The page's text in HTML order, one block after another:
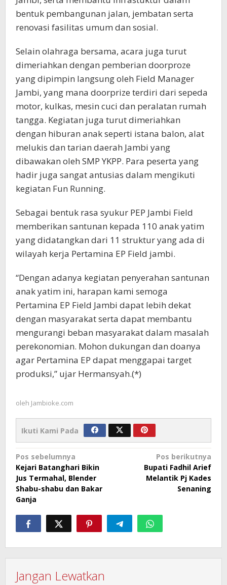
bentuk pembangunan jalan, jembatan serta
renovasi fasilitas umum dan sosial.
Selain olahraga bersama, acara juga turut
dimeriahkan dengan pemberian doorproze
yang dipimpin langsung oleh Field Manager
Jambi, yang mana doorprize terdiri dari sepeda
motor, kulkas, mesin cuci dan peralatan rumah
tangga. Kegiatan juga turut dimeriahkan
dengan hiburan anak seperti istana balon, alat
melukis dan tarian daerah Jambi yang
dibawakan oleh SMP YKPP. Para peserta yang
hadir juga sangat antusias dalam mengikuti
kegiatan Fun Running.
Sebagai bentuk rasa syukur PEP Jambi Field
memberikan santunan kepada 110 anak yatim
yang didatangkan dari 11 struktur yang ada di
wilayah kerja Pertamina EP Field jambi.
“Dengan adanya kegiatan penyerahan santunan
anak yatim ini, harapan kami semoga
Pertamina EP Field Jambi dapat lebih dekat
dengan masyarakat serta dapat membantu
mengurangi beban masyarakat dalam masalah
perekonomian. Mohon dukungan dan doanya
agar Pertamina EP dapat menggapai target
produksi,” ujar Hermansyah.(*)
oleh Jambioke.com
Ikuti Kami Pada
Navigasi
pos
Pos sebelumnya
Kejari Batanghari Bikin
Jus Termahal, Blender
Shabu-shabu dan Bakar
Ganja
Pos berikutnya
Bupati Fadhil Arief
Melantik Pj Kades
Senaning
Jangan Lewatkan